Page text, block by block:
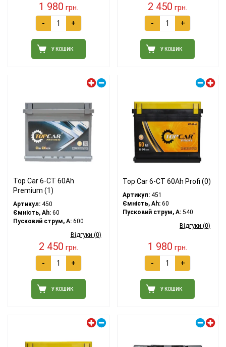
1 980 грн.
- +
У КОШИК
2 450 грн.
- +
У КОШИК
Top Car 6-CT 60Ah
Premium (1)
Артикул: 450
Ємність, Ah: 60
Пусковий струм, A: 600
Відгуки (0)
2 450 грн.
- +
У КОШИК
Top Car 6-CT 60Ah Profi (0)
Артикул:451
Ємність, Ah:60
Пусковий струм, A:540
Відгуки (0)
1 980 грн.
- +
У КОШИК